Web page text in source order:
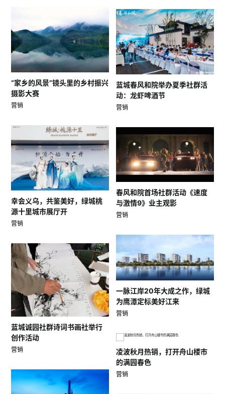
“家乡的风景”镜头里的乡村振兴
摄影大赛
营销
蓝城春风和院举办夏季社群活
动：龙虾啤酒节
营销
幸会义乌，共鉴美好，绿城桃
源十里城市展厅开
营销
春风和院首场社群活动《速度
与激情9》业主观影
营销
一脉江岸20年大成之作，绿城
为鹰潭定标美好江来
营销
蓝城诚园社群诗词书画社举行
创作活动
营销
凌波秋月热销，打开舟山楼市
的满园春色
营销